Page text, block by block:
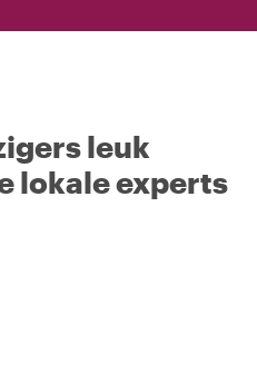
leuk
lokale experts